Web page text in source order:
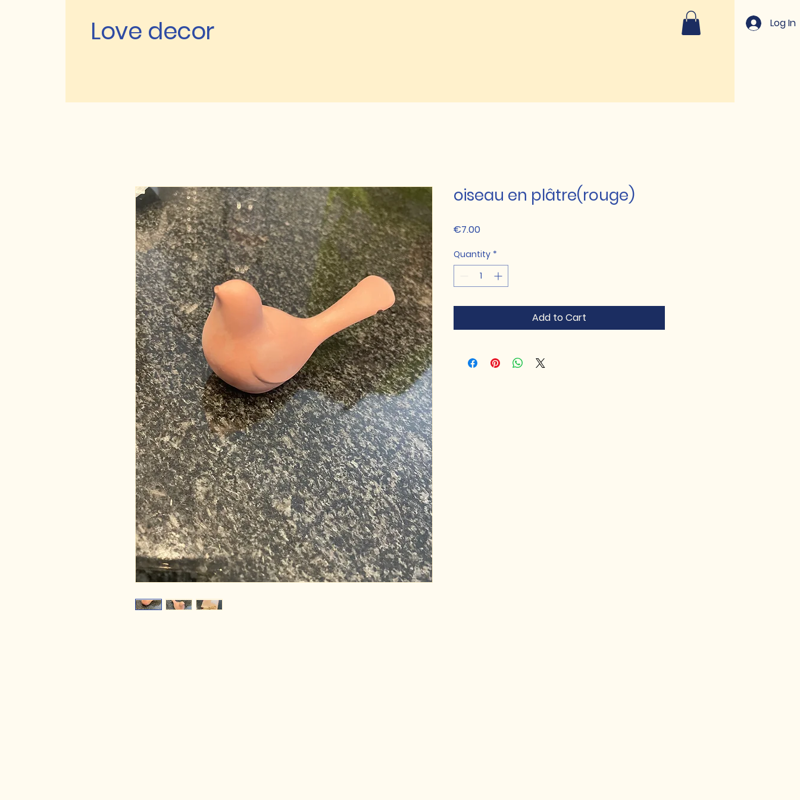
Love decor Log In
oiseau en plâtre(rouge)
€7.00Price
Quantity *
Add to Cart